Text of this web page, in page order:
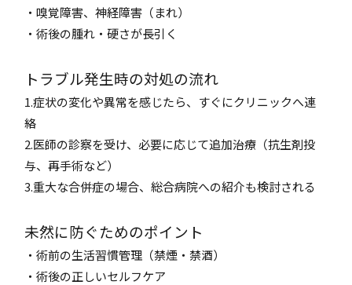
・嗅覚障害、神経障害（まれ）
・術後の腫れ・硬さが長引く
トラブル発生時の対処の流れ
1.症状の変化や異常を感じたら、すぐにクリニックへ連
絡
2.医師の診察を受け、必要に応じて追加治療（抗生剤投
与、再手術など）
3.重大な合併症の場合、総合病院への紹介も検討される
未然に防ぐためのポイント
・術前の生活習慣管理（禁煙・禁酒）
・術後の正しいセルフケア